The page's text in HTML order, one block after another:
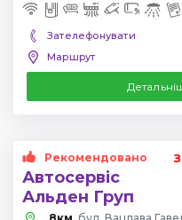
Зателефонувати
Маршрут
Рекомендовано
Автосервіс
Альден Груп